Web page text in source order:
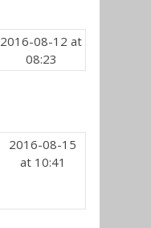
2016-08-12 at
08:23
2016-08-15
at 10:41